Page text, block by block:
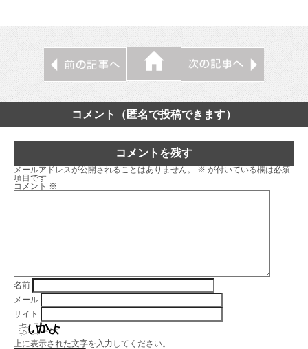
コメント（匿名で投稿できます）
コメントを残す
メールアドレスが公開されることはありません。 ※ が付いている欄は必須
項目です
コメント ※
名前
メール
サイト
上に表示された文字を入力してください。